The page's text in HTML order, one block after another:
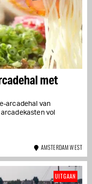
met
arcadehal van
vol
AMSTERDAM WEST